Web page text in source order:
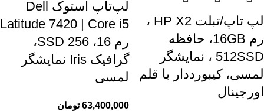
لپ تاپ/تبلت HP X2 ،
رم 16GB، حافظه
512SSD ، نمایشگر
لمسی، کیبورددار با قلم
اورجینال
لپ‌تاپ استوک Dell
Latitude 7420 | Core i5
رم 16، SSD 256،
گرافیک Iris نمایشگر
لمسی
63,400,000 تومان